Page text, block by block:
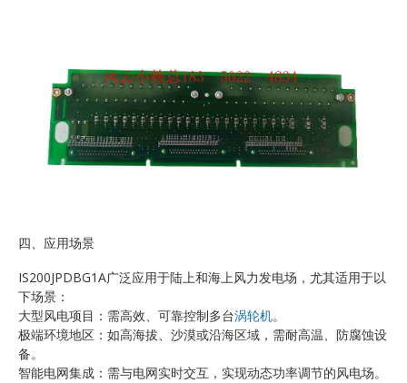
四、应用场景
IS200JPDBG1A广泛应用于陆上和海上风力发电场，尤其适用于以
下场景：
大型风电项目：需高效、可靠控制多台涡轮机。
极端环境地区：如高海拔、沙漠或沿海区域，需耐高温、防腐蚀设
备。
智能电网集成：需与电网实时交互，实现动态功率调节的风电场。